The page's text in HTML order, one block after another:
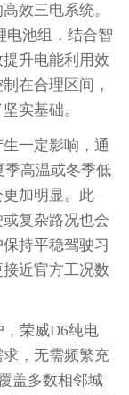
效三电系统。
电池组，结合智
升电能利用效
在合理区间，
实基础。
一定影响，通
季高温或冬季低
加明显。此
复杂路况也会
持平稳驾驶习
近官方工况数
荣威D6纯电
，无需频繁充
盖多数相邻城